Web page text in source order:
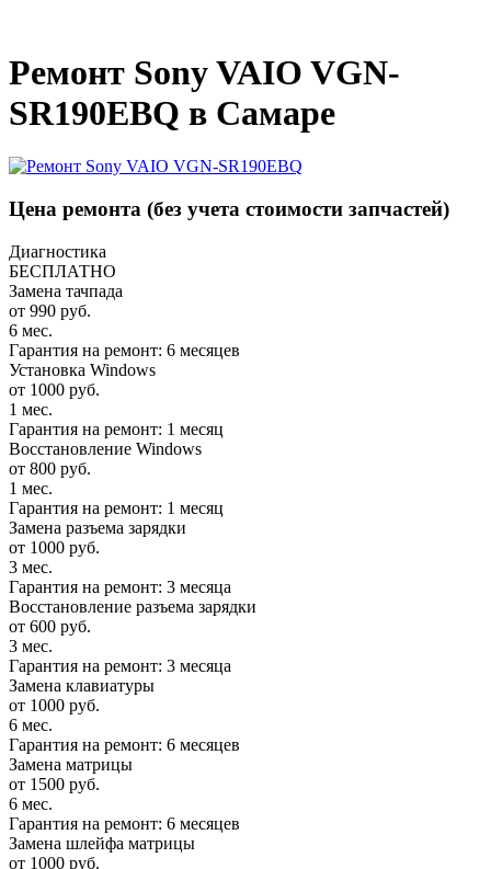
Ремонт Sony VAIO VGN-
SR190EBQ в Самаре
Цена ремонта (без учета стоимости запчастей)
Диагностика
БЕСПЛАТНО
Замена тачпада
от 990 руб.
6 мес.
Гарантия на ремонт: 6 месяцев
Установка Windows
от 1000 руб.
1 мес.
Гарантия на ремонт: 1 месяц
Восстановление Windows
от 800 руб.
1 мес.
Гарантия на ремонт: 1 месяц
Замена разъема зарядки
от 1000 руб.
3 мес.
Гарантия на ремонт: 3 месяца
Восстановление разъема зарядки
от 600 руб.
3 мес.
Гарантия на ремонт: 3 месяца
Замена клавиатуры
от 1000 руб.
6 мес.
Гарантия на ремонт: 6 месяцев
Замена матрицы
от 1500 руб.
6 мес.
Гарантия на ремонт: 6 месяцев
Замена шлейфа матрицы
от 1000 руб.